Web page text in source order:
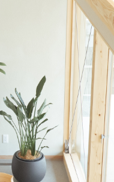
Us
ついて
House